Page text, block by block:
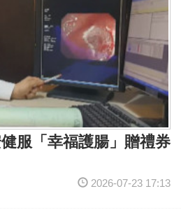
服「幸福護腸」贈禮券
2026-07-23 17:13